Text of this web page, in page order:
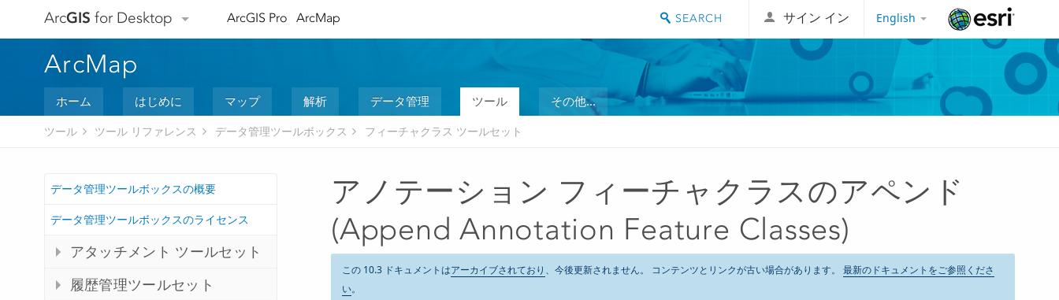
ArcGIS for Desktop ArcGIS Pro ArcMap English
サイン イン
ArcMap
ホーム はじめに マップ 解析 データ管理 ツール その他...
ツール ツール リファレンス データ管理ツールボックス フィーチャクラス ツールセット
データ管理ツールボックスの概要
データ管理ツールボックスのライセンス
アタッチメント ツールセット
履歴管理ツールセット
アノテーション フィーチャクラスのアペンド
(Append Annotation Feature Classes)
この 10.3 ドキュメントはアーカイブされており 、今後更新されません。 コンテンツとリンクが古い場合があります。 最新のドキュメントをご参照くださ
い。